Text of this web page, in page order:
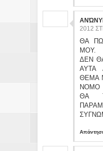
2012
ΘΑ
ΜΟΥ.
ΔΕΝ
ΘΕΜΑ
ΝΟΜΟ
ΘΑ